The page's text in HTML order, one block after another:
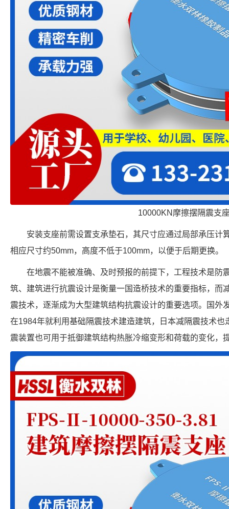
10000KN摩擦摆隔震支
安装支座前需设置支承垫石，其尺寸应通过局部承压计
相应尺寸约50mm，高度不低于100mm，以便于后期更换。
在地震不能被准确、及时预报的前提下，工程技术是防
筑、建筑进行抗震设计是衡量一国造桥技术的重要指标，而
震技术，逐渐成为大型建筑结构抗震设计的重要选项。国外
在1984年就利用基础隔震技术建造建筑，日本减隔震技术
震装置也可用于抵御建筑结构热胀冷缩变形和荷载的变化，